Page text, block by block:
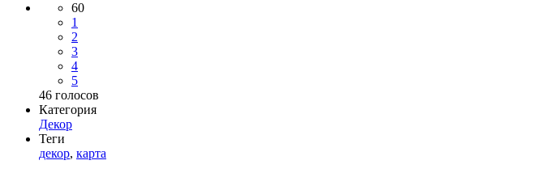
60
1
2
3
4
5
46 голосов
Категория
Декор
Теги
декор, карта